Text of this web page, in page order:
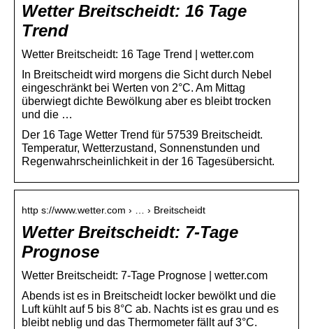
Wetter Breitscheidt: 16 Tage
Trend
Wetter Breitscheidt: 16 Tage Trend | wetter.com
In Breitscheidt wird morgens die Sicht durch Nebel
eingeschränkt bei Werten von 2°C. Am Mittag
überwiegt dichte Bewölkung aber es bleibt trocken
und die …
Der 16 Tage Wetter Trend für 57539 Breitscheidt.
Temperatur, Wetterzustand, Sonnenstunden und
Regenwahrscheinlichkeit in der 16 Tagesübersicht.
http s://www.wetter.com › … › Breitscheidt
Wetter Breitscheidt: 7-Tage
Prognose
Wetter Breitscheidt: 7-Tage Prognose | wetter.com
Abends ist es in Breitscheidt locker bewölkt und die
Luft kühlt auf 5 bis 8°C ab. Nachts ist es grau und es
bleibt neblig und das Thermometer fällt auf 3°C.